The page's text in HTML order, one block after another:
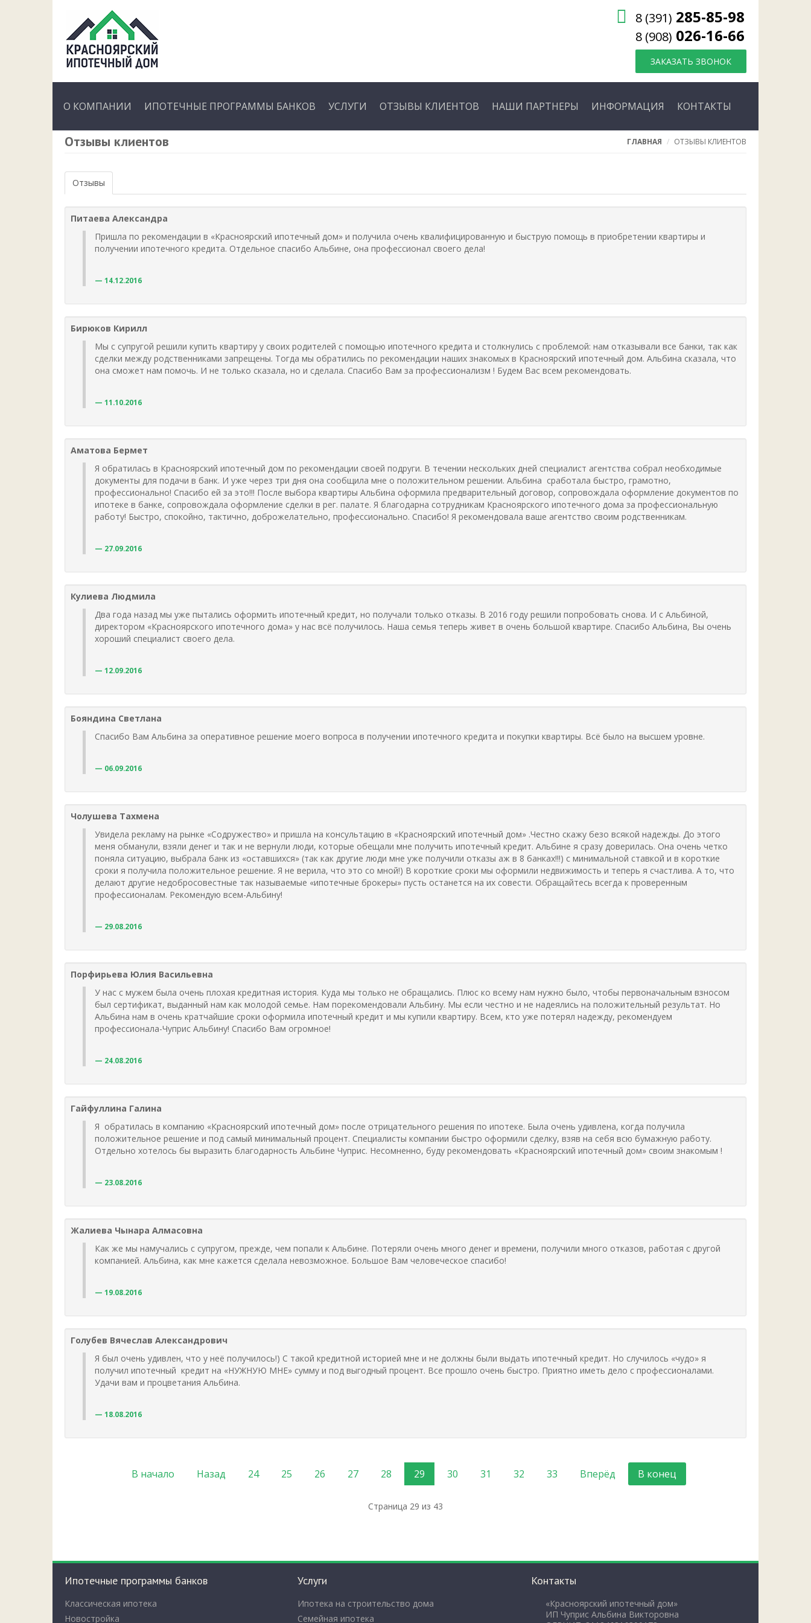
8 (391) 285-85-98
8 (908) 026-16-66
ЗАКАЗАТЬ ЗВОНОК
О КОМПАНИИ ИПОТЕЧНЫЕ ПРОГРАММЫ БАНКОВ УСЛУГИ ОТЗЫВЫ КЛИЕНТОВ НАШИ ПАРТНЕРЫ ИНФОРМАЦИЯ КОНТАКТЫ
ГЛАВНАЯ ОТЗЫВЫ КЛИЕНТОВ
Отзывы клиентов
Отзывы
Питаева Александра
Пришла по рекомендации в «Красноярский ипотечный дом» и получила очень квалифицированную и быструю помощь в приобретении квартиры и
получении ипотечного кредита. Отдельное спасибо Альбине, она профессионал своего дела!
14.12.2016
Бирюков Кирилл
Мы с супругой решили купить квартиру у своих родителей с помощью ипотечного кредита и столкнулись с проблемой: нам отказывали все банки, так как
сделки между родственниками запрещены. Тогда мы обратились по рекомендации наших знакомых в Красноярский ипотечный дом. Альбина сказала, что
она сможет нам помочь. И не только сказала, но и сделала. Спасибо Вам за профессионализм ! Будем Вас всем рекомендовать.
11.10.2016
Аматова Бермет
Я обратилась в Красноярский ипотечный дом по рекомендации своей подруги. В течении нескольких дней специалист агентства собрал необходимые
документы для подачи в банк. И уже через три дня она сообщила мне о положительном решении. Альбина сработала быстро, грамотно,
профессионально! Спасибо ей за это!!! После выбора квартиры Альбина оформила предварительный договор, сопровождала оформление документов по
ипотеке в банке, сопровождала оформление сделки в рег. палате. Я благодарна сотрудникам Красноярского ипотечного дома за профессиональную
работу! Быстро, спокойно, тактично, доброжелательно, профессионально. Спасибо! Я рекомендовала ваше агентство своим родственникам.
27.09.2016
Кулиева Людмила
Два года назад мы уже пытались оформить ипотечный кредит, но получали только отказы. В 2016 году решили попробовать снова. И с Альбиной,
директором «Красноярского ипотечного дома» у нас всё получилось. Наша семья теперь живет в очень большой квартире. Спасибо Альбина, Вы очень
хороший специалист своего дела.
12.09.2016
Бояндина Светлана
Спасибо Вам Альбина за оперативное решение моего вопроса в получении ипотечного кредита и покупки квартиры. Всё было на высшем уровне.
06.09.2016
Чолушева Тахмена
Увидела рекламу на рынке «Содружество» и пришла на консультацию в «Красноярский ипотечный дом» .Честно скажу безо всякой надежды. До этого
меня обманули, взяли денег и так и не вернули люди, которые обещали мне получить ипотечный кредит. Альбине я сразу доверилась. Она очень четко
поняла ситуацию, выбрала банк из «оставшихся» (так как другие люди мне уже получили отказы аж в 8 банках!!!) с минимальной ставкой и в короткие
сроки я получила положительное решение. Я не верила, что это со мной!) В короткие сроки мы оформили недвижимость и теперь я счастлива. А то, что
делают другие недобросовестные так называемые «ипотечные брокеры» пусть останется на их совести. Обращайтесь всегда к проверенным
профессионалам. Рекомендую всем-Альбину!
29.08.2016
Порфирьева Юлия Васильевна
У нас с мужем была очень плохая кредитная история. Куда мы только не обращались. Плюс ко всему нам нужно было, чтобы первоначальным взносом
был сертификат, выданный нам как молодой семье. Нам порекомендовали Альбину. Мы если честно и не надеялись на положительный результат. Но
Альбина нам в очень кратчайшие сроки оформила ипотечный кредит и мы купили квартиру. Всем, кто уже потерял надежду, рекомендуем
профессионала-Чуприс Альбину! Спасибо Вам огромное!
24.08.2016
Гайфуллина Галина
Я обратилась в компанию «Красноярский ипотечный дом» после отрицательного решения по ипотеке. Была очень удивлена, когда получила
положительное решение и под самый минимальный процент. Специалисты компании быстро оформили сделку, взяв на себя всю бумажную работу.
Отдельно хотелось бы выразить благодарность Альбине Чуприс. Несомненно, буду рекомендовать «Красноярский ипотечный дом» своим знакомым !
23.08.2016
Жалиева Чынара Алмасовна
Как же мы намучались с супругом, прежде, чем попали к Альбине. Потеряли очень много денег и времени, получили много отказов, работая с другой
компанией. Альбина, как мне кажется сделала невозможное. Большое Вам человеческое спасибо!
19.08.2016
Голубев Вячеслав Александрович
Я был очень удивлен, что у неё получилось!) С такой кредитной историей мне и не должны были выдать ипотечный кредит. Но случилось «чудо» я
получил ипотечный кредит на «НУЖНУЮ МНЕ» сумму и под выгодный процент. Все прошло очень быстро. Приятно иметь дело с профессионалами.
Удачи вам и процветания Альбина.
18.08.2016
В начало Назад 24 25 26 27 28 29 30 31 32 33 Вперёд В конец
Страница 29 из 43
Ипотечные программы банков
Классическая ипотека
Новостройка
Услуги
Ипотека на строительство дома
Семейная ипотека
Контакты
«Красноярский ипотечный дом»
ИП Чуприс Альбина Викторовна